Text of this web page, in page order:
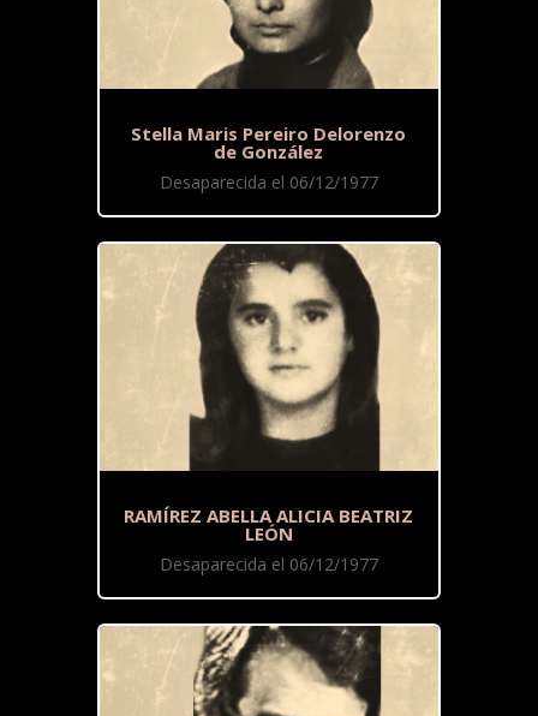
Stella Maris Pereiro Delorenzo
de González
Desaparecida el 06/12/1977
RAMÍREZ ABELLA ALICIA BEATRIZ
LEÓN
Desaparecida el 06/12/1977